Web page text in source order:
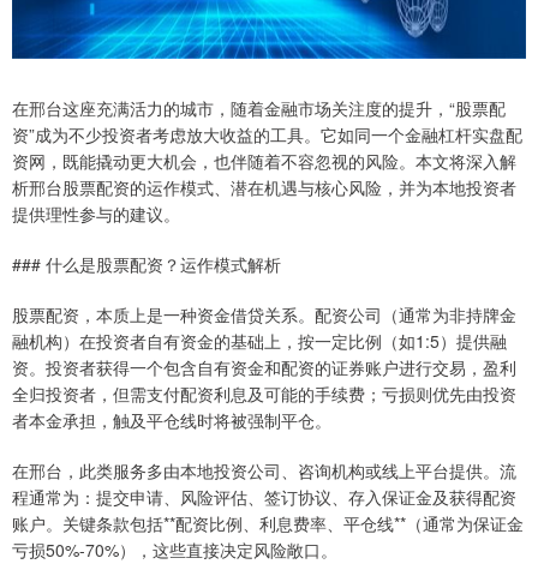
在邢台这座充满活力的城市，随着金融市场关注度的提升，“股票配
资”成为不少投资者考虑放大收益的工具。它如同一个金融杠杆实盘配
资网，既能撬动更大机会，也伴随着不容忽视的风险。本文将深入解
析邢台股票配资的运作模式、潜在机遇与核心风险，并为本地投资者
提供理性参与的建议。
### 什么是股票配资？运作模式解析
股票配资，本质上是一种资金借贷关系。配资公司（通常为非持牌金
融机构）在投资者自有资金的基础上，按一定比例（如1:5）提供融
资。投资者获得一个包含自有资金和配资的证券账户进行交易，盈利
全归投资者，但需支付配资利息及可能的手续费；亏损则优先由投资
者本金承担，触及平仓线时将被强制平仓。
在邢台，此类服务多由本地投资公司、咨询机构或线上平台提供。流
程通常为：提交申请、风险评估、签订协议、存入保证金及获得配资
账户。关键条款包括**配资比例、利息费率、平仓线**（通常为保证金
亏损50%-70%），这些直接决定风险敞口。